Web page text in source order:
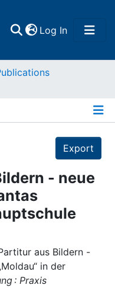
Log In(current)
Export
- neue
aus Bildern -
in der
: Praxis